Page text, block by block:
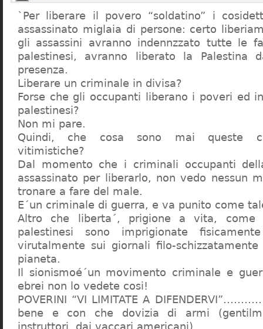
`Per liberare il povero “soldatino” i
assassinato miglaia di persone: certo
gli assassini avranno indennzzato tutte le
palestinesi, avranno liberato la Palestina
presenza.
Liberare un criminale in divisa?
Forse che gli occupanti liberano i poveri ed
palestinesi?
Non mi pare.
Quindi, che cosa sono mai queste
vitimistiche?
Dal momento che i criminali occupanti
assassinato per liberarlo, non vedo nessun
tronare a fare del male.
E´un criminale di guerra, e va punito come
Altro che liberta´, prigione a vita,
palestinesi sono imprigionate
virutalmente sui giornali filo-
pianeta.
Il sionismoé´un movimento criminale e
ebrei non lo vedete cosi!
POVERINI “VI LIMITATE A
bene e con che dovizia di armi
instruttori, dai vaccari americani)